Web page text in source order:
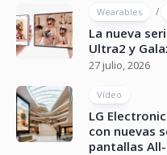
Wearables /
La nueva
Ultra2 y
27 julio, 2026
Vídeo
LG
con nuevas
pantallas